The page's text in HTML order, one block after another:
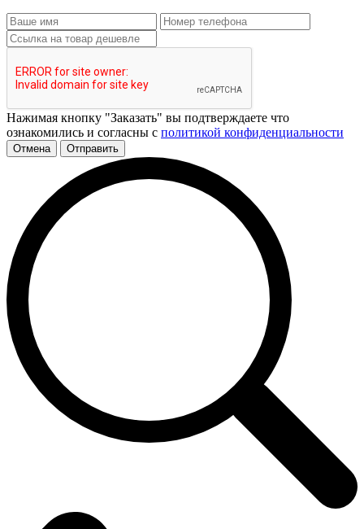
Нажимая кнопку "Заказать" вы подтверждаете что
ознакомились и согласны с политикой конфиденциальности
Отмена Отправить